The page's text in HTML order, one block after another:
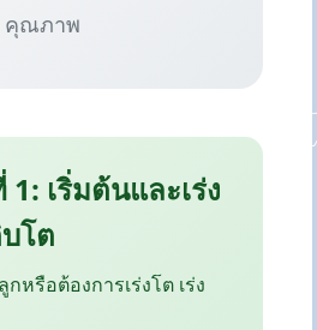
คุณภาพ
เริ่มต้นและเร่ง
โต
หรือต้องการเร่งโต เร่ง